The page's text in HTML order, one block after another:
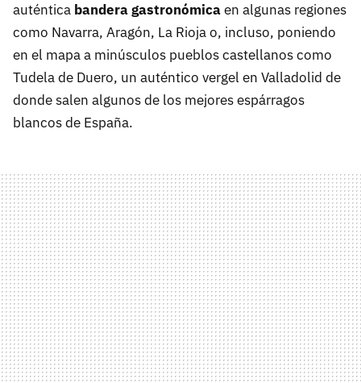
auténtica bandera gastronómicaen algunas regiones
como Navarra, Aragón, La Rioja o, incluso, poniendo
en el mapa a minúsculos pueblos castellanos como
Tudela de Duero, un auténtico vergel en Valladolid de
donde salen algunos de los mejores espárragos
blancos de España.